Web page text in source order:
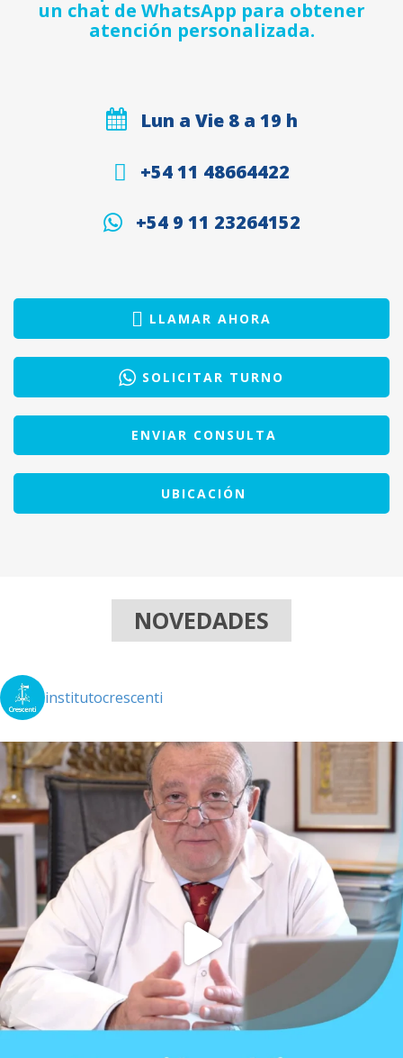
un chat de WhatsApp para obtener
atención personalizada.
Lun a Vie 8 a 19 h
+54 11 48664422
+54 9 11 23264152
LLAMAR AHORA
SOLICITAR TURNO
ENVIAR CONSULTA
UBICACIÓN
NOVEDADES
institutocrescenti